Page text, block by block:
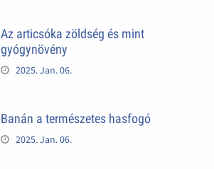
Az articsóka zöldség és mint
gyógynövény
2025. Jan. 06.
Banán a természetes hasfogó
2025. Jan. 06.